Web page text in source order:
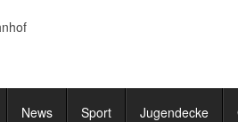
News Sport Jugendecke